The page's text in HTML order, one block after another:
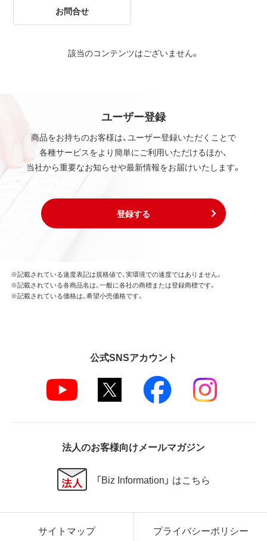
お問合せ
該当のコンテンツはございません。
ユーザー登録
商品をお持ちのお客様は、ユーザー登録いただくことで
各種サービスをより簡単にご利用いただけるほか、
当社から重要なお知らせや最新情報をお届けいたします。
登録する
※記載されている速度表記は規格値で、実環境での速度ではありません。
※記載されている各商品名は、一般に各社の商標または登録商標です。
※記載されている価格は、希望小売価格です。
公式SNSアカウント
法人のお客様向けメールマガジン
「Biz Information」 はこちら
サイトマップ プライバシーポリシー